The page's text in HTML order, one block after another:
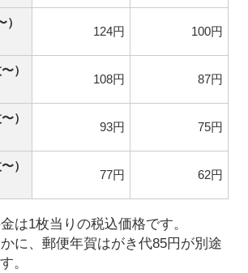
124円 100円
）
108円 87円
）
93円 75円
）
77円 62円
は1枚当りの税込価格です。
に、郵便年賀はがき代85円が別途
。